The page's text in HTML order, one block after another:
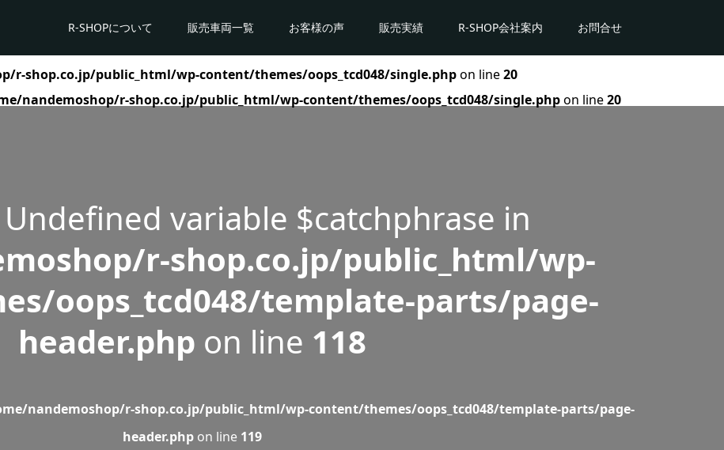
R-SHOPについて 販売車両一覧 お客様の声 販売実績 R-SHOP会社案内 お問合せ
r-shop.co.jp/public_html/wp-content/themes/oops_tcd048/single.phpon line20
nandemoshop/r-shop.co.jp/public_html/wp-content/themes/oops_tcd048/single.phpon line20
Undefined variable $catchphrase in
r-shop.co.jp/public_html/wp-
oops_tcd048/template-parts/page-
header.php on line 118
nandemoshop/r-shop.co.jp/public_html/wp-content/themes/oops_tcd048/template-parts/page-
header.php on line 119